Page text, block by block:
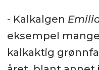
- Kalkalgen
eksempel
kalkaktig